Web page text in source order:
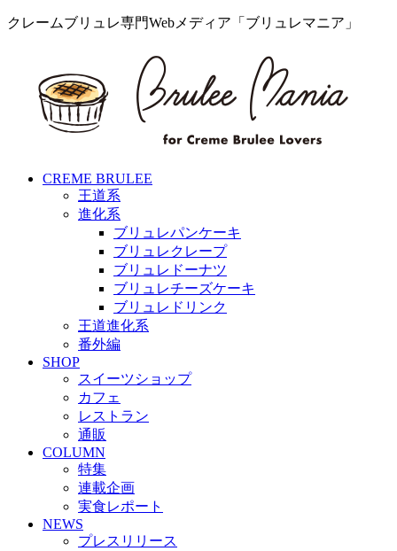
クレームブリュレ専門Webメディア「ブリュレマニア」
CREME BRULEE
王道系
進化系
ブリュレパンケーキ
ブリュレクレープ
ブリュレドーナツ
ブリュレチーズケーキ
ブリュレドリンク
王道進化系
番外編
SHOP
スイーツショップ
カフェ
レストラン
通販
COLUMN
特集
連載企画
実食レポート
NEWS
プレスリリース